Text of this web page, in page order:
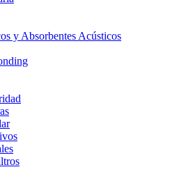
y Absorbentes Acústicos